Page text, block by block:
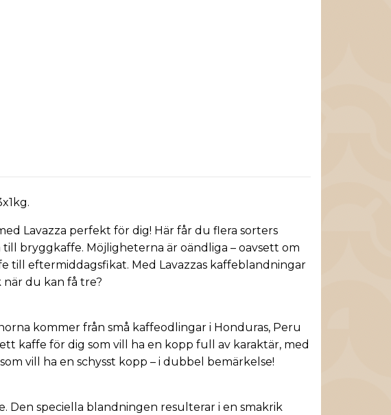
Lavazza perfekt för dig! Här får du flera sorters
bryggkaffe. Möjligheterna är oändliga – oavsett om
till eftermiddagsfikat. Med Lavazzas kaffeblandningar
när du kan få tre?
kommer från små kaffeodlingar i Honduras, Peru
kaffe för dig som vill ha en kopp full av karaktär, med
vill ha en schysst kopp – i dubbel bemärkelse!
Den speciella blandningen resulterar i en smakrik